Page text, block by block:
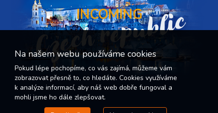
INCOMING
Czech republic
Na našem webu používáme cookies
Pokud lépe pochopíme, co vás zajímá, můžeme vám
zobrazovat přesně to, co hledáte. Cookies využíváme
k analýze informací, aby náš web dobře fungoval a
mohli jsme ho dále zlepšovat.